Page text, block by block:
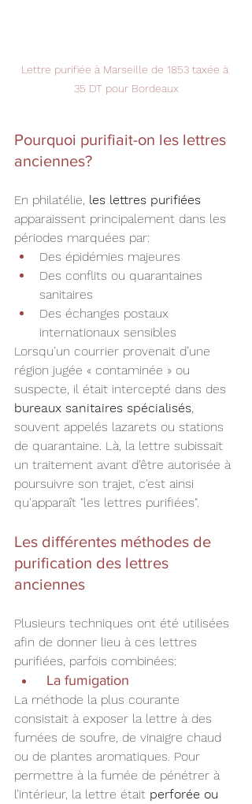
Lettre purifiée à Marseille de 1853 taxée à
35 DT pour Bordeaux
Pourquoi purifiait-on les lettres
anciennes?
En philatélie, les lettres purifiées
apparaissent principalement dans les
périodes marquées par:
Des épidémies majeures
Des conflits ou quarantaines
sanitaires
Des échanges postaux
internationaux sensibles
Lorsqu’un courrier provenait d’une
région jugée « contaminée » ou
suspecte, il était intercepté dans des
bureaux sanitaires spécialisés,
souvent appelés lazarets ou stations
de quarantaine. Là, la lettre subissait
un traitement avant d’être autorisée à
poursuivre son trajet, c'est ainsi
qu'apparaît "les lettres purifiées".
Les différentes méthodes de
purification des lettres
anciennes
Plusieurs techniques ont été utilisées
afin de donner lieu à ces lettres
purifiées, parfois combinées:
La fumigation
La méthode la plus courante
consistait à exposer la lettre à des
fumées de soufre, de vinaigre chaud
ou de plantes aromatiques. Pour
permettre à la fumée de pénétrer à
l’intérieur, la lettre était perforée ou